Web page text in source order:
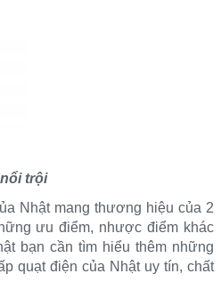
trội
Nhật mang thương hiệu của 2
ưu điểm, nhược điểm khác
bạn cần tìm hiểu thêm những
quạt điện của Nhật uy tín, chất